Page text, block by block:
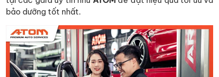
bảo dưỡng tốt nhất.